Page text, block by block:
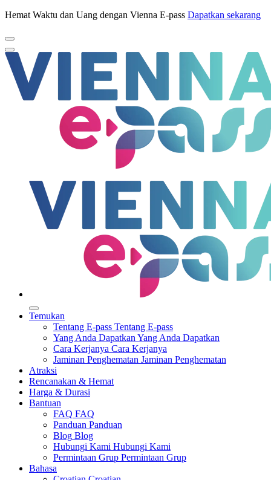
Hemat Waktu dan Uang dengan Vienna E-pass Dapatkan sekarang
Temukan
Tentang E-pass Tentang E-pass
Yang Anda Dapatkan Yang Anda Dapatkan
Cara Kerjanya Cara Kerjanya
Jaminan Penghematan Jaminan Penghematan
Atraksi
Rencanakan & Hemat
Harga & Durasi
Bantuan
FAQ FAQ
Panduan Panduan
Blog Blog
Hubungi Kami Hubungi Kami
Permintaan Grup Permintaan Grup
Bahasa